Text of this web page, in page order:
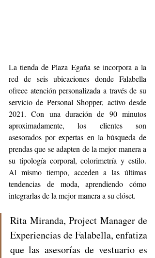
La tienda de Plaza Egaña se incorpora a la
red de seis ubicaciones donde Falabella
ofrece atención personalizada a través de su
servicio de Personal Shopper, activo desde
2021. Con una duración de 90 minutos
aproximadamente, los clientes son
asesorados por expertas en la búsqueda de
prendas que se adapten de la mejor manera a
su tipología corporal, colorimetría y estilo.
Al mismo tiempo, acceden a las últimas
tendencias de moda, aprendiendo cómo
integrarlas de la mejor manera a su clóset.
Rita Miranda, Project Manager de
Experiencias de Falabella, enfatiza
que las asesorías de vestuario es